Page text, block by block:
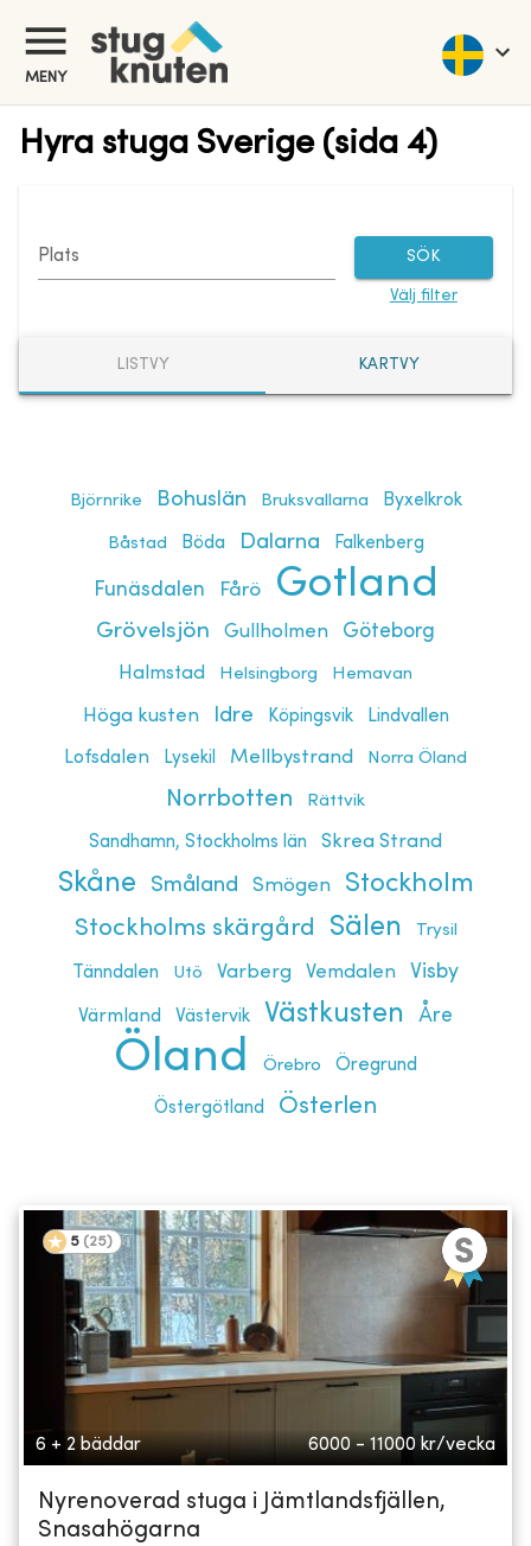
MENY
Hyra stuga Sverige (sida 4)
Plats SÖK
Välj filter
LISTVY KARTVY
Björnrike Bohuslän Bruksvallarna Byxelkrok
Båstad Böda Dalarna Falkenberg
Funäsdalen Fårö Gotland
Grövelsjön Gullholmen Göteborg
Halmstad Helsingborg Hemavan
Höga kusten Idre Köpingsvik Lindvallen
Lofsdalen Lysekil Mellbystrand Norra Öland
Norrbotten Rättvik
Sandhamn, Stockholms län Skrea Strand
Skåne Småland Smögen Stockholm
Stockholms skärgård Sälen Trysil
Tänndalen Utö Varberg Vemdalen Visby
Värmland Västervik Västkusten Åre
Öland Örebro Öregrund
Östergötland Österlen
5 (25)
6 + 2 bäddar 6000 - 11000 kr/vecka
Nyrenoverad stuga i Jämtlandsfjällen,
Snasahögarna